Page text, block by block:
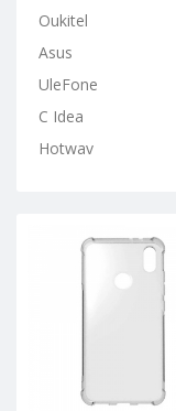
Oukitel
Asus
UleFone
C Idea
Hotwav